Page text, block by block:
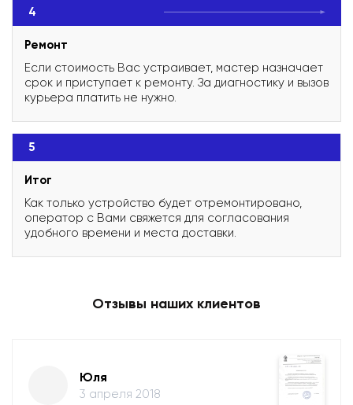
4
Ремонт
Если стоимость Вас устраивает, мастер назначает
срок и приступает к ремонту. За диагностику и вызов
курьера платить не нужно.
5
Итог
Как только устройство будет отремонтировано,
оператор с Вами свяжется для согласования
удобного времени и места доставки.
Отзывы наших клиентов
Юля
3 апреля 2018